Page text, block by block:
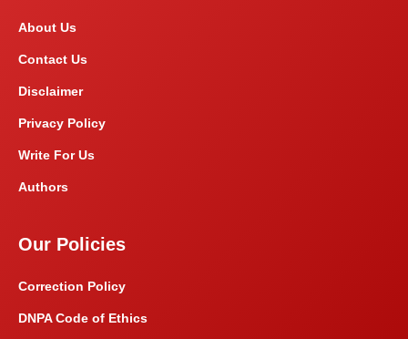
About Us
Contact Us
Disclaimer
Privacy Policy
Write For Us
Authors
Our Policies
Correction Policy
DNPA Code of Ethics